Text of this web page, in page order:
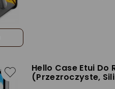
Hello Case Etui Do
(Przezroczyste,